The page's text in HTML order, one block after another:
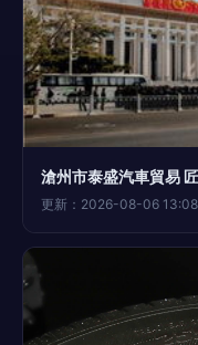
滄州市泰盛汽車貿易
更新：2026-08-06